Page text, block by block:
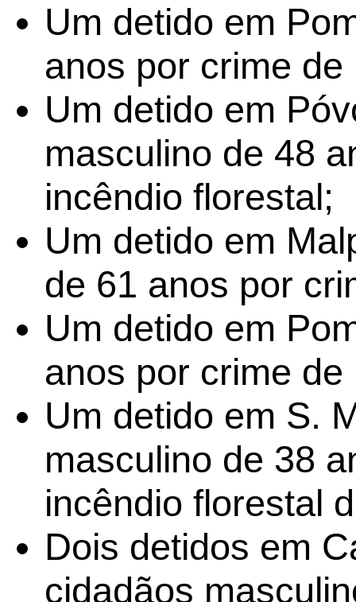
Um detido em
anos por crime
Um detido em
masculino de 48
incêndio florestal;
Um detido em
de 61 anos por
Um detido em
anos por crime
Um detido em S.
masculino de 38
incêndio florestal
Dois detidos em
cidadãos